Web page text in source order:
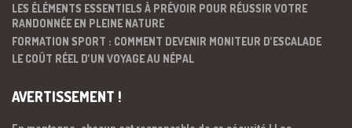
LES ÉLÉMENTS ESSENTIELS À PRÉVOIR POUR RÉUSSIR VOTRE
RANDONNÉE EN PLEINE NATURE
FORMATION SPORT : COMMENT DEVENIR MONITEUR D’ESCALADE
LE COÛT RÉEL D’UN VOYAGE AU NÉPAL
AVERTISSEMENT !